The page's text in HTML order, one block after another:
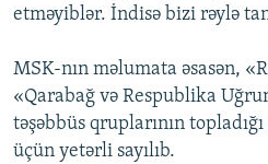
etməyiblər. İndisə bizi rəylə
MSK-nın məlumata əsasən,
«Qarabağ və Respublika
təşəbbüs qruplarının
üçün yetərli sayılıb.